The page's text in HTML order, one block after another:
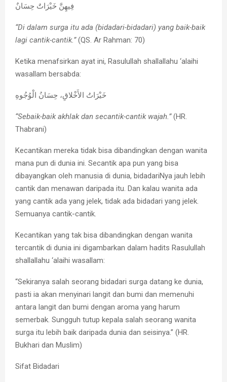
فِيهِنَّ خَيْرَاتٌ حِسَانٌ
“Di dalam surga itu ada (bidadari-bidadari) yang baik-baik
lagi cantik-cantik.”(QS. Ar Rahman: 70)
Ketika menafsirkan ayat ini, Rasulullah shallallahu ‘alaihi
wasallam bersabda:
خَيْرَاتُ الأَخْلاقِ، حِسَانُ الْوُجُوهِ
“Sebaik-baik akhlak dan secantik-cantik wajah.”(HR.
Thabrani)
Kecantikan mereka tidak bisa dibandingkan dengan wanita
mana pun di dunia ini. Secantik apa pun yang bisa
dibayangkan oleh manusia di dunia, bidadariNya jauh lebih
cantik dan menawan daripada itu. Dan kalau wanita ada
yang cantik ada yang jelek, tidak ada bidadari yang jelek.
Semuanya cantik-cantik.
Kecantikan yang tak bisa dibandingkan dengan wanita
tercantik di dunia ini digambarkan dalam hadits Rasulullah
shallallahu ‘alaihi wasallam:
“Sekiranya salah seorang bidadari surga datang ke dunia,
pasti ia akan menyinari langit dan bumi dan memenuhi
antara langit dan bumi dengan aroma yang harum
semerbak. Sungguh tutup kepala salah seorang wanita
surga itu lebih baik daripada dunia dan seisinya.” (HR.
Bukhari dan Muslim)
Sifat Bidadari